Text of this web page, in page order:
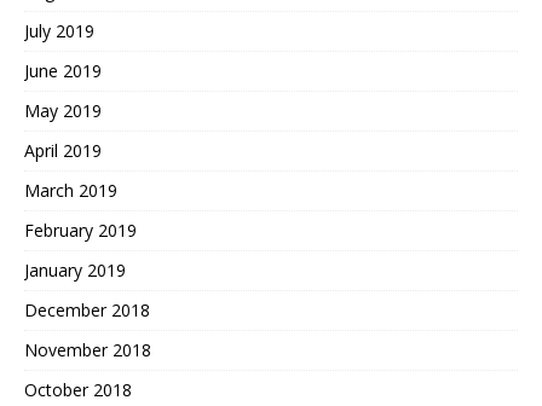
July 2019
June 2019
May 2019
April 2019
March 2019
February 2019
January 2019
December 2018
November 2018
October 2018